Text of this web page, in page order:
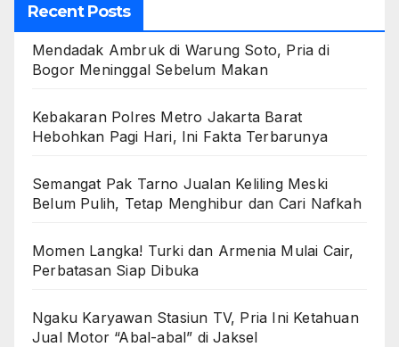
Recent Posts
Mendadak Ambruk di Warung Soto, Pria di
Bogor Meninggal Sebelum Makan
Kebakaran Polres Metro Jakarta Barat
Hebohkan Pagi Hari, Ini Fakta Terbarunya
Semangat Pak Tarno Jualan Keliling Meski
Belum Pulih, Tetap Menghibur dan Cari Nafkah
Momen Langka! Turki dan Armenia Mulai Cair,
Perbatasan Siap Dibuka
Ngaku Karyawan Stasiun TV, Pria Ini Ketahuan
Jual Motor “Abal-abal” di Jaksel